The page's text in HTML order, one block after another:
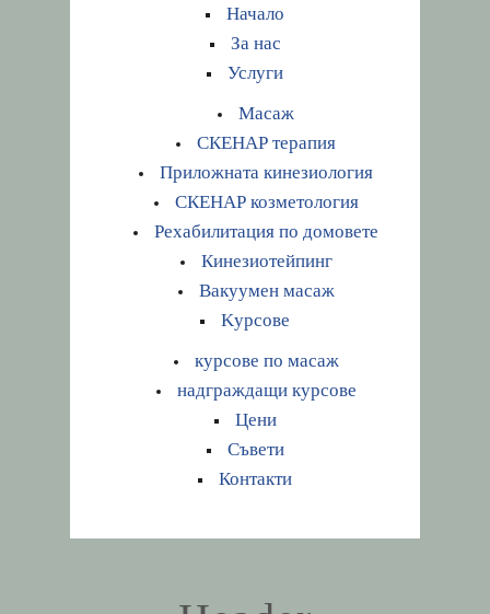
Начало
За нас
Услуги
Масаж
СКЕНАР терапия
Приложната кинезиология
СКЕНАР козметология
Рехабилитация по домовете
Кинезиотейпинг
Вакуумен масаж
Kурсове
курсове по масаж
надграждащи курсове
Цени
Съвети
Контакти